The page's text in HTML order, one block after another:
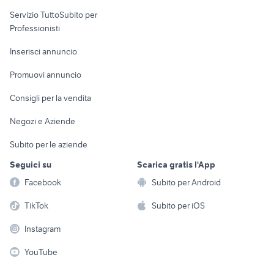
Informatica
Console e
Fotografia
Telefonia
Biciclette
Servizio TuttoSubito per
Professionisti
Inserisci annuncio
Promuovi annuncio
Consigli per la vendita
Negozi e Aziende
Subito per le aziende
Seguici su
Facebook
TikTok
Instagram
YouTube
Scarica gratis l'App
Subito per Android
Subito per iOS